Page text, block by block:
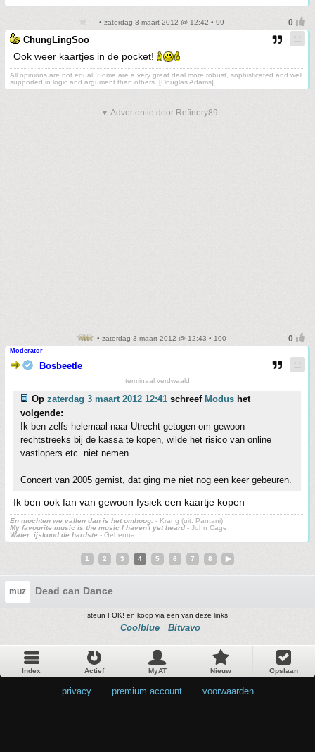
• zaterdag 3 maart 2012 @ 12:42 • 99
ChungLingSoo
Ook weer kaartjes in de pocket!
All opinions are not equal. Some are a very great deal more robust, sophisticated and well
supported in logic and argument than others. [Douglas Adams]
▼ Advertentie door Refinery89
• zaterdag 3 maart 2012 @ 12:43 • 100
Moderator
Bosbeetle
terminaal verdwaald
Op zaterdag 3 maart 2012 12:41 schreef Modus het
volgende:
Ik ben zelfs helemaal naar Utrecht getogen om gewoon
rechtstreeks bij de kassa te kopen, wilde het risico van online
vastlopers etc. niet nemen.
Concert van 2005 gemist, dat ging me niet nog een keer gebeuren.
Ik ben ook fan van gewoon fysiek een kaartje kopen
En mochten we vallen dan is het omhoog. - Krang (uit: Pantani)
My favourite music is the music I haven't yet heard - John Cage
Water: ijskoud de hardste - Gehenna
1 2 3 4 5 6 7 8
muz Dead can Dance
steun FOK! en koop via een van deze links
Coolblue Bitvavo
Index Actief MyAT Nieuw Opslaan
privacy premium account voorwaarden